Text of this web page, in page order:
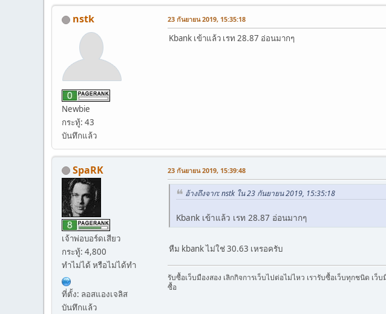
nstk
Newbie
กระทู้: 43
บันทึกแล้ว
23 กันยายน 2019, 15:35:18
Kbank เข้าแล้ว เรท 28.87 อ่อนมากๆ
SpaRK
เจ้าพ่อบอร์ดเสียว
กระทู้: 4,800
ทำไม่ได้ หรือไม่ได้ทำ
ที่ตั้ง: ลอสแองเจลิส
บันทึกแล้ว
23 กันยายน 2019, 15:39:48
อ้างถึงจาก: nstk ใน 23 กันยายน 2019, 15:35:18
Kbank เข้าแล้ว เรท 28.87 อ่อนมากๆ
หืม kbank ไม่ใช่ 30.63 เหรอครับ
รับซื้อเว็บมืองสอง เลิกกิจการเว็บไปต่อไม่ไหว เรารับซื้อเว็บทุกชนิด เ
ซื้อ